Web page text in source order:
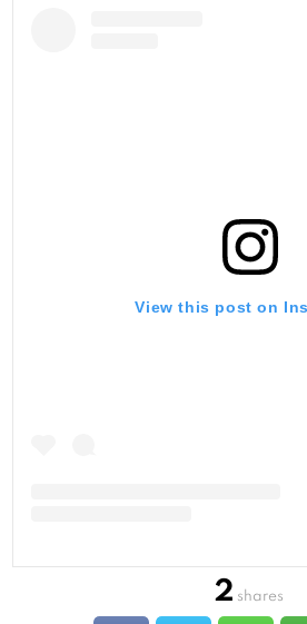
View this post on
2 shares